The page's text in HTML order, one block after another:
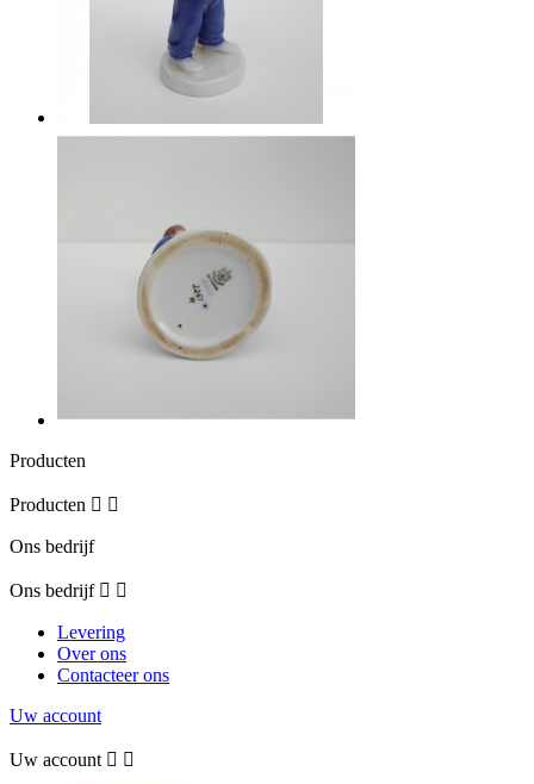
Producten
Producten  
Ons bedrijf
Ons bedrijf  
Levering
Over ons
Contacteer ons
Uw account
Uw account  